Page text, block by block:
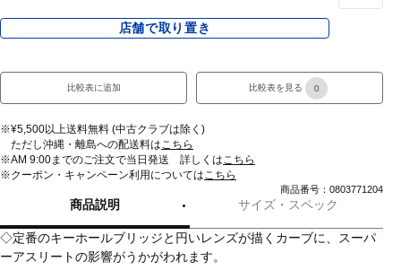
店舗で取り置き
比較表に追加 比較表を見る 0
※¥5,500以上送料無料 (中古クラブは除く)
ただし沖縄・離島への配送料はこちら
※AM 9:00までのご注文で当日発送 詳しくはこちら
※クーポン・キャンペーン利用についてはこちら
商品番号：0803771204
商品説明 サイズ・スペック
◇定番のキーホールブリッジと円いレンズが描くカーブに、スーパ
ーアスリートの影響がうかがわれます。